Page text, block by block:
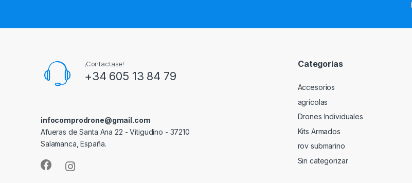
¡Contactase!
+34 605 13 84 79
infocomprodrone@gmail.com
Afueras de Santa Ana 22 - Vitigudino - 37210
Salamanca, España.
Categorías
Accesorios
agricolas
Drones Individuales
Kits Armados
rov submarino
Sin categorizar